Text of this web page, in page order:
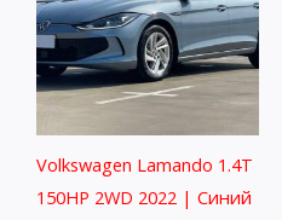
Volkswagen Lamando 1.4T
150HP 2WD 2022 | Синий